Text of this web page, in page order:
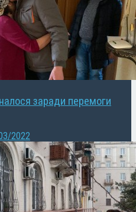
заради перемоги
2022